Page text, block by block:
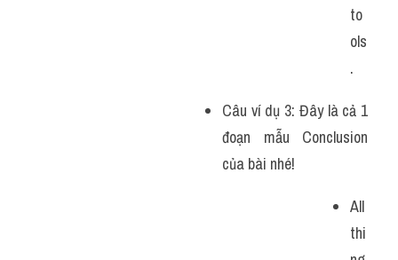
to
ols
.
Câu ví dụ 3: Đây là cả 1
đoạn mẫu Conclusion
của bài nhé!
All
thi